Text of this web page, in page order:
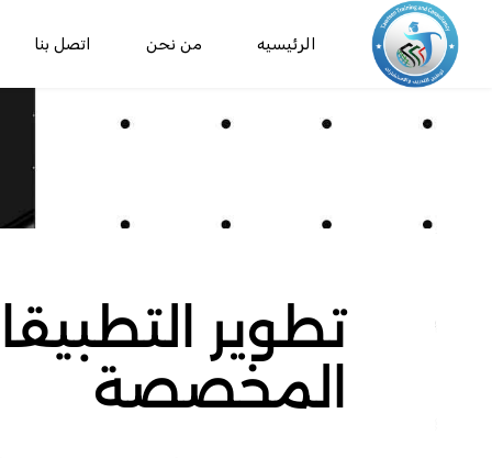
الرئيسيه من نحن اتصل بنا
تطوير
المخصصة